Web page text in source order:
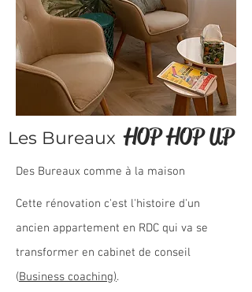
Les Bureaux HOP HOP UP
Des Bureaux comme à la maison
Cette rénovation c'est l'histoire d'un
ancien appartement en RDC qui va se
transformer en cabinet de conseil
(Business coaching).